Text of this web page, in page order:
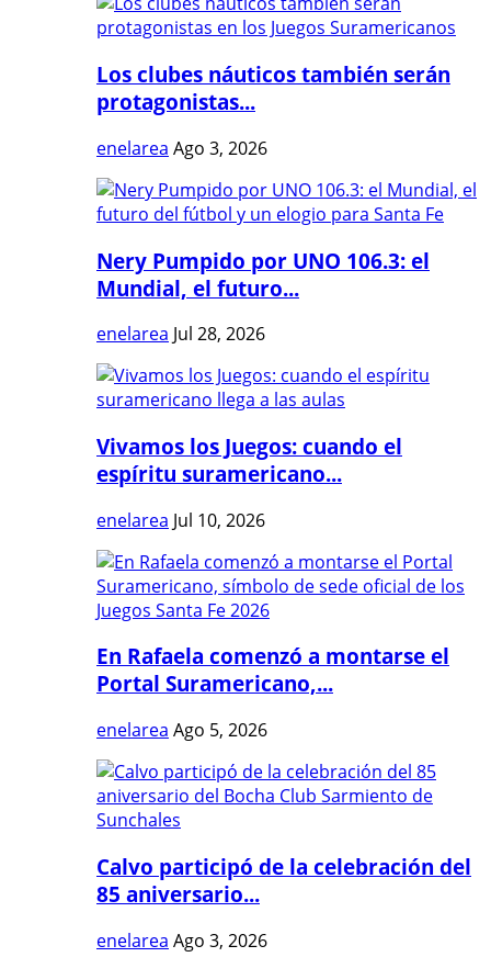
Los clubes náuticos también serán
protagonistas...
enelarea Ago 3, 2026
Nery Pumpido por UNO 106.3: el
Mundial, el futuro...
enelarea Jul 28, 2026
Vivamos los Juegos: cuando el
espíritu suramericano...
enelarea Jul 10, 2026
En Rafaela comenzó a montarse el
Portal Suramericano,...
enelarea Ago 5, 2026
Calvo participó de la celebración del
85 aniversario...
enelarea Ago 3, 2026